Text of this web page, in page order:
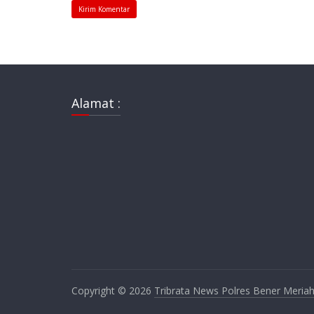
Alamat :
Copyright © 2026 Tribrata News Polres Bener Meriah